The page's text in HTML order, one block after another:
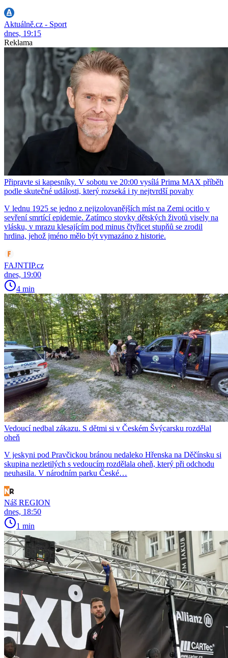
Aktuálně.cz - Sport
dnes, 19:15
Reklama
Připravte si kapesníky. V sobotu ve 20:00 vysílá Prima MAX příběh
podle skutečné události, který rozseká i ty nejtvrdší povahy
V lednu 1925 se jedno z nejizolovanějších míst na Zemi ocitlo v
sevření smrtící epidemie. Zatímco stovky dětských životů visely na
vlásku, v mrazu klesajícím pod minus čtyřicet stupňů se zrodil
hrdina, jehož jméno mělo být vymazáno z historie.
FAJNTIP.cz
dnes, 19:00
4 min
Vedoucí nedbal zákazu. S dětmi si v Českém Švýcarsku rozdělal
oheň
V jeskyni pod Pravčickou bránou nedaleko Hřenska na Děčínsku si
skupina nezletilých s vedoucím rozdělala oheň, který při odchodu
neuhasila. V národním parku České…
Náš REGION
dnes, 18:50
1 min